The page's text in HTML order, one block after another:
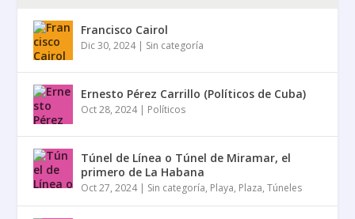
Francisco Cairol
Dic 30, 2024| Sin categoría
Ernesto Pérez Carrillo (Políticos de Cuba)
Oct 28, 2024| Políticos
Túnel de Línea o Túnel de Miramar, el
primero de La Habana
Oct 27, 2024| Sin categoría, Playa, Plaza,Túneles